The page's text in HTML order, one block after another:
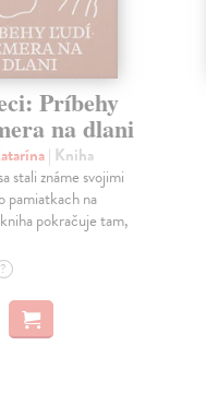
Príbehy
na dlani
| Kniha
stali známe svojimi
pamiatkach na
pokračuje tam,
?